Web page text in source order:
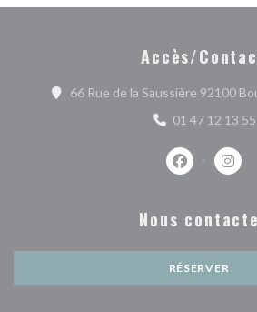
Accès/
66 Rue de la Saussière 92100
01 47 12 13 55
Facebook
Nous
RÉSERVER